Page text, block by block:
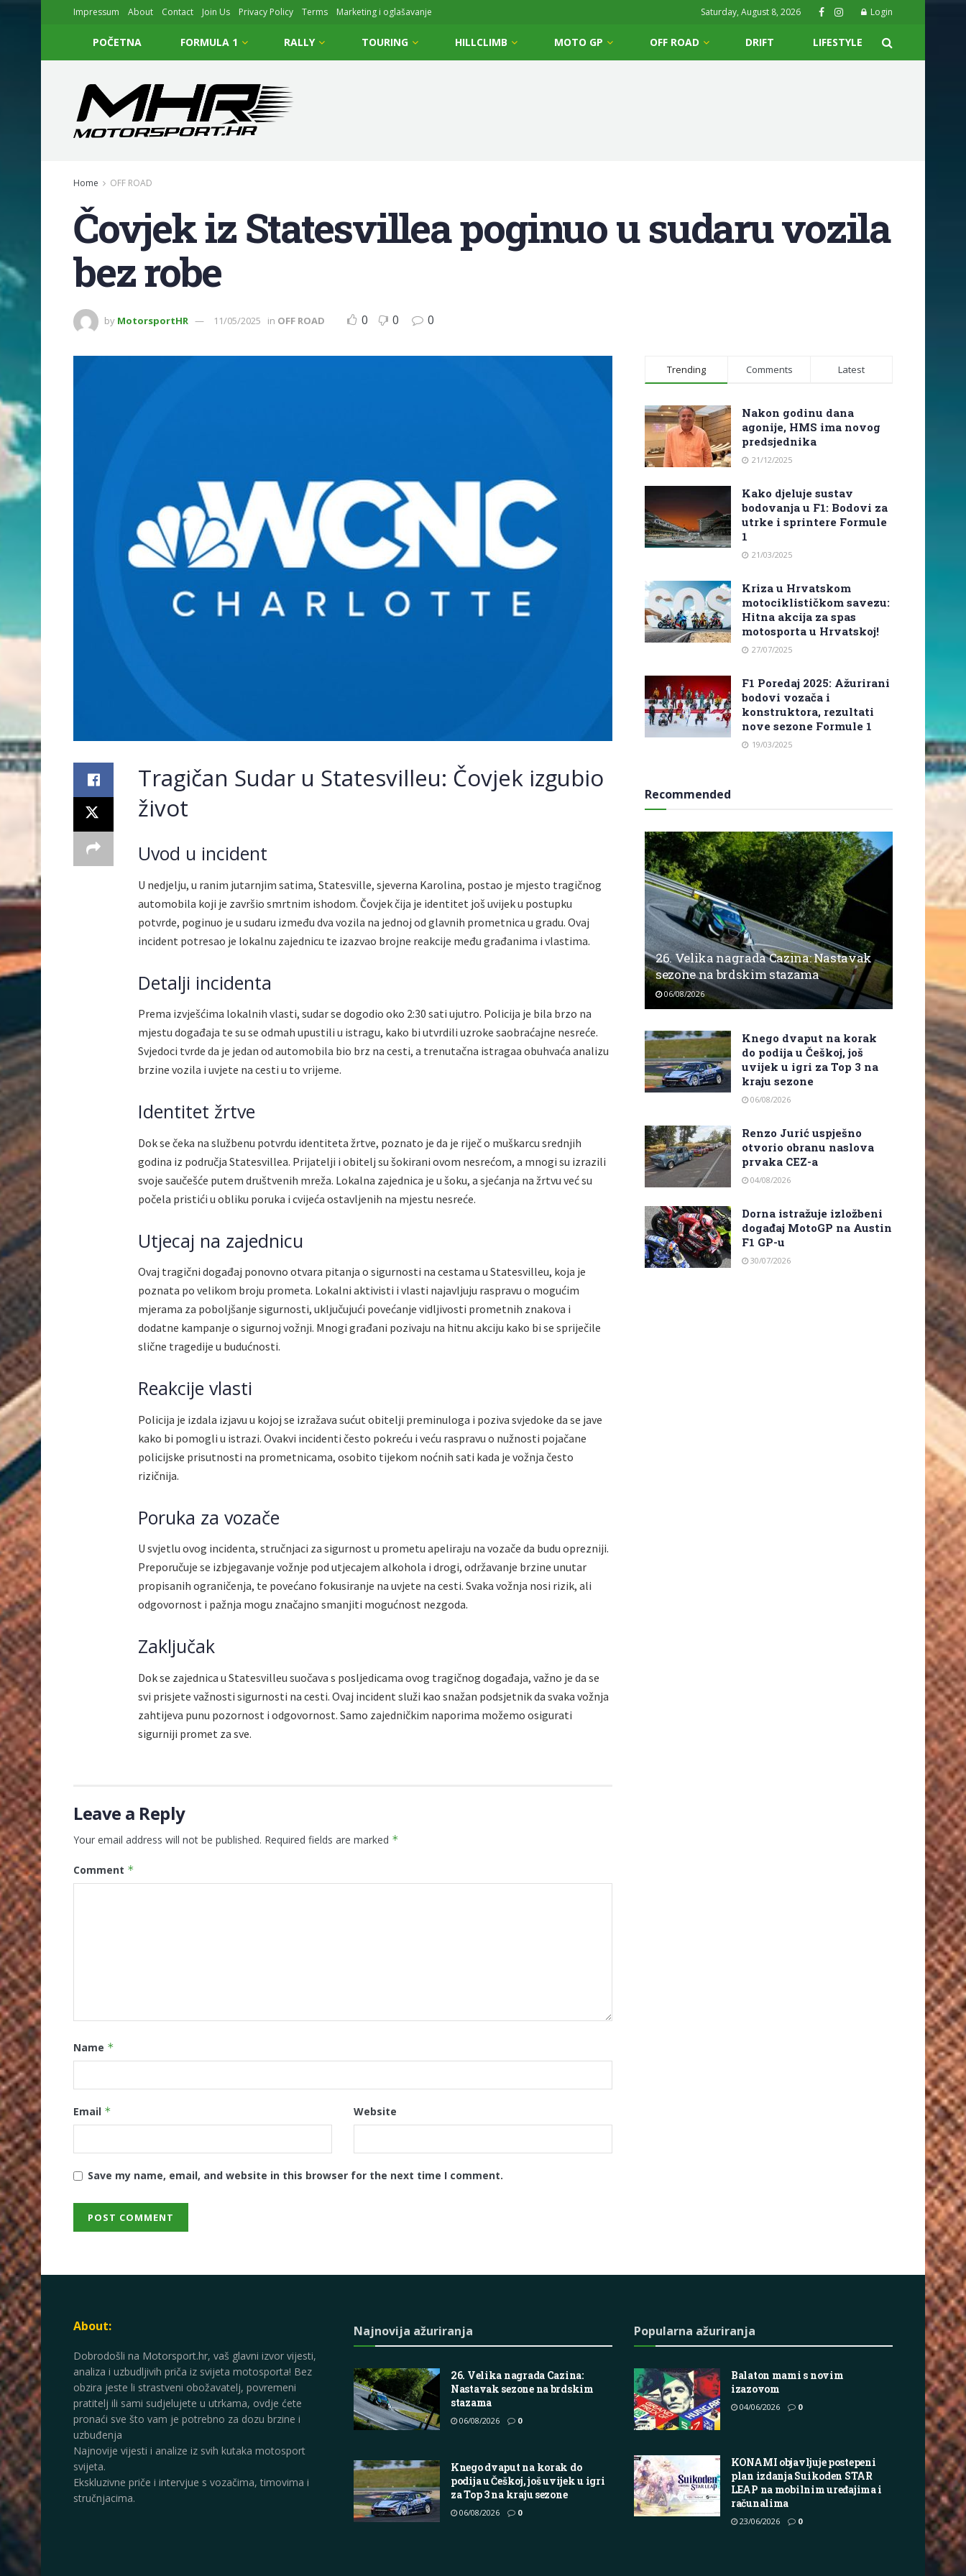
Impressum About Contact Join Us Privacy Policy Terms Marketing i oglašavanje Saturday, August 8, 2026 Login
POČETNA FORMULA 1 RALLY TOURING HILLCLIMB MOTO GP OFF ROAD DRIFT LIFESTYLE
Home OFF ROAD
Čovjek iz Statesvillea poginuo u sudaru vozila
bez robe
by MotorsportHR 11/05/2025 in OFF ROAD 0 0 0
Tragičan Sudar u Statesvilleu: Čovjek izgubio
život
Uvod u incident
U nedjelju, u ranim jutarnjim satima, Statesville, sjeverna Karolina, postao je mjesto tragičnog
automobila koji je završio smrtnim ishodom. Čovjek čija je identitet još uvijek u postupku
potvrde, poginuo je u sudaru između dva vozila na jednoj od glavnih prometnica u gradu. Ovaj
incident potresao je lokalnu zajednicu te izazvao brojne reakcije među građanima i vlastima.
Detalji incidenta
Prema izvješćima lokalnih vlasti, sudar se dogodio oko 2:30 sati ujutro. Policija je bila brzo na
mjestu događaja te su se odmah upustili u istragu, kako bi utvrdili uzroke saobraćajne nesreće.
Svjedoci tvrde da je jedan od automobila bio brz na cesti, a trenutačna istragaa obuhvaća analizu
brzine vozila i uvjete na cesti u to vrijeme.
Identitet žrtve
Dok se čeka na službenu potvrdu identiteta žrtve, poznato je da je riječ o muškarcu srednjih
godina iz područja Statesvillea. Prijatelji i obitelj su šokirani ovom nesrećom, a mnogi su izrazili
svoje saučešće putem društvenih mreža. Lokalna zajednica je u šoku, a sjećanja na žrtvu već su
počela pristići u obliku poruka i cvijeća ostavljenih na mjestu nesreće.
Utjecaj na zajednicu
Ovaj tragični događaj ponovno otvara pitanja o sigurnosti na cestama u Statesvilleu, koja je
poznata po velikom broju prometa. Lokalni aktivisti i vlasti najavljuju raspravu o mogućim
mjerama za poboljšanje sigurnosti, uključujući povećanje vidljivosti prometnih znakova i
dodatne kampanje o sigurnoj vožnji. Mnogi građani pozivaju na hitnu akciju kako bi se spriječile
slične tragedije u budućnosti.
Reakcije vlasti
Policija je izdala izjavu u kojoj se izražava sućut obitelji preminuloga i poziva svjedoke da se jave
kako bi pomogli u istrazi. Ovakvi incidenti često pokreću i veću raspravu o nužnosti pojačane
policijske prisutnosti na prometnicama, osobito tijekom noćnih sati kada je vožnja često
rizičnija.
Poruka za vozače
U svjetlu ovog incidenta, stručnjaci za sigurnost u prometu apeliraju na vozače da budu oprezniji.
Preporučuje se izbjegavanje vožnje pod utjecajem alkohola i drogi, održavanje brzine unutar
propisanih ograničenja, te povećano fokusiranje na uvjete na cesti. Svaka vožnja nosi rizik, ali
odgovornost i pažnja mogu značajno smanjiti mogućnost nezgoda.
Zaključak
Dok se zajednica u Statesvilleu suočava s posljedicama ovog tragičnog događaja, važno je da se
svi prisjete važnosti sigurnosti na cesti. Ovaj incident služi kao snažan podsjetnik da svaka vožnja
zahtijeva punu pozornost i odgovornost. Samo zajedničkim naporima možemo osigurati
sigurniji promet za sve.
Leave a Reply
Your email address will not be published. Required fields are marked *
Comment *
Name *
Email * Website
Save my name, email, and website in this browser for the next time I comment.
Trending Comments Latest
Nakon godinu dana
agonije, HMS ima novog
predsjednika
21/12/2025
Kako djeluje sustav
bodovanja u F1: Bodovi za
utrke i sprintere Formule
1
21/03/2025
Kriza u Hrvatskom
motociklističkom savezu:
Hitna akcija za spas
motosporta u Hrvatskoj!
27/07/2025
F1 Poredaj 2025: Ažurirani
bodovi vozača i
konstruktora, rezultati
nove sezone Formule 1
19/03/2025
Recommended
26. Velika nagrada Cazina: Nastavak
sezone na brdskim stazama
06/08/2026
Knego dvaput na korak
do podija u Češkoj, još
uvijek u igri za Top 3 na
kraju sezone
06/08/2026
Renzo Jurić uspješno
otvorio obranu naslova
prvaka CEZ-a
04/08/2026
Dorna istražuje izložbeni
događaj MotoGP na Austin
F1 GP-u
30/07/2026
About:
Dobrodošli na Motorsport.hr, vaš glavni izvor vijesti,
analiza i uzbudljivih priča iz svijeta motosporta! Bez
obzira jeste li strastveni obožavatelj, povremeni
pratitelj ili sami sudjelujete u utrkama, ovdje ćete
pronaći sve što vam je potrebno za dozu brzine i
uzbuđenja
Najnovije vijesti i analize iz svih kutaka motosport
svijeta.
Ekskluzivne priče i intervjue s vozačima, timovima i
stručnjacima.
Najnovija ažuriranja
26. Velika nagrada Cazina:
Nastavak sezone na brdskim
stazama
06/08/2026 0
Knego dvaput na korak do
podija u Češkoj, još uvijek u igri
za Top 3 na kraju sezone
06/08/2026 0
Popularna ažuriranja
Balaton mami s novim
izazovom
04/06/2026 0
KONAMI objavljuje postepeni
plan izdanja Suikoden STAR
LEAP na mobilnim uređajima i
računalima
23/06/2026 0